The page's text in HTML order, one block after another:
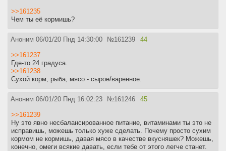
>>161235
Чем ты её кормишь?
Аноним 06/01/20 Пнд 14:30:00 №161239 44
>>161237
Где-то 24 градуса.
>>161238
Сухой корм, рыба, мясо - сырое/варенное.
Аноним 06/01/20 Пнд 16:02:23 №161246 45
>>161239
Ну это явно несбалансированное питание, витаминами ты это не
исправишь, можешь только хуже сделать. Почему просто сухим
кормом не кормишь, давая мясо в качестве вкусняшек? Можешь,
конечно, омеги всякие давать, если тебе от этого легче станет.